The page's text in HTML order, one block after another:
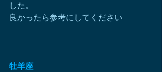
した。
良かったら参考にしてください
牡羊座